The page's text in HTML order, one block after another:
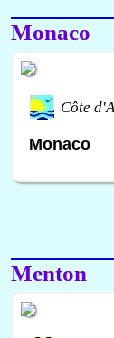
Monaco
Côte
Monaco
Menton